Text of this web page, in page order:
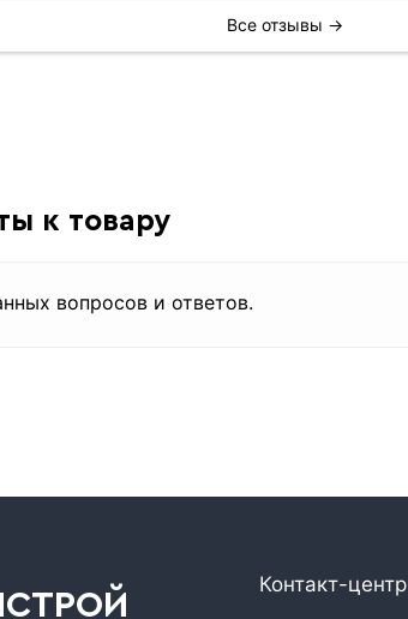
Все отзывы →
к товару
вопросов и ответов.
Контакт-центр